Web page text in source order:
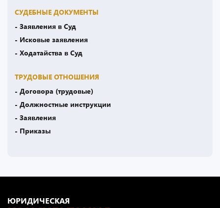
СУДЕБНЫЕ ДОКУМЕНТЫ
- Заявления в Суд
- Исковые заявления
- Ходатайства в Суд
ТРУДОВЫЕ ОТНОШЕНИЯ
- Договора (трудовые)
- Должностные инструкции
- Заявления
- Приказы
ЮРИДИЧЕСКАЯ